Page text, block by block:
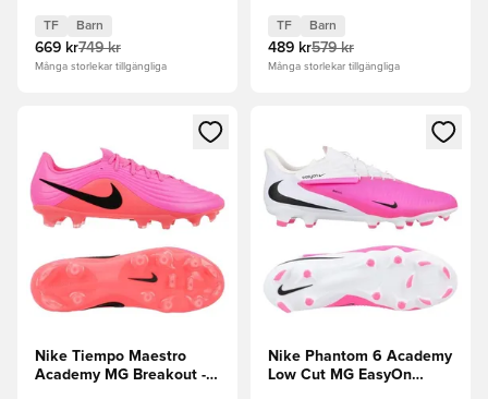
TF Barn
669 kr749 kr
Många storlekar tillgängliga
TF Barn
489 kr579 kr
Många storlekar tillgängliga
Öppnar en Modal för att logga in eller registrera dig som
Nike Tiempo Maestro
Academy MG Breakout -
Öppnar en Modal för att
Nike Phantom 6 Academy
Low Cut MG EasyOn